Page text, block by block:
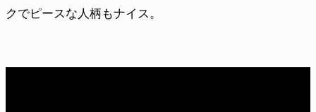
クでピースな人柄もナイス。